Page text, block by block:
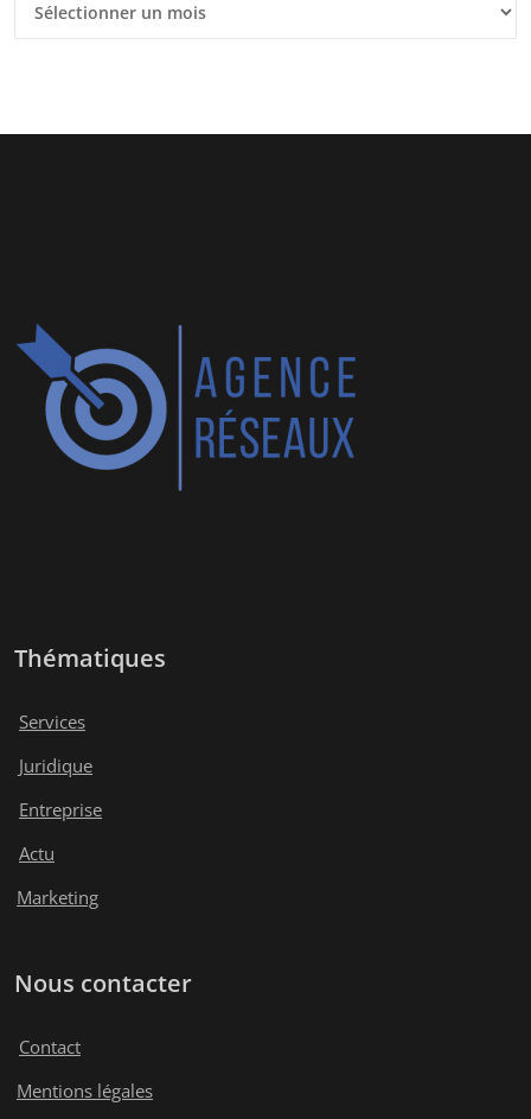
articles
Thématiques
Services
Juridique
Entreprise
Actu
Marketing
Nous contacter
Contact
Mentions légales